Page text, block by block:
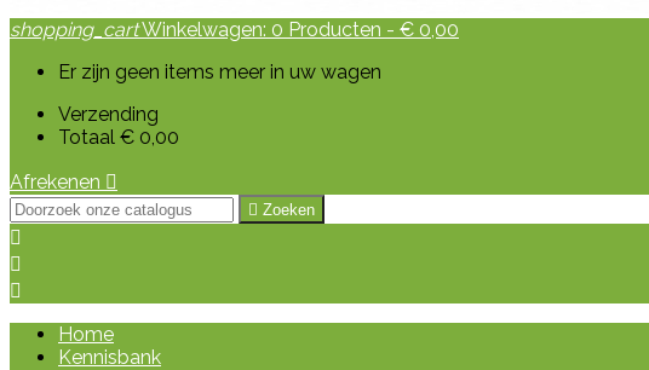
shopping_cartWinkelwagen: 0 Producten - € 0,00
Er zijn geen items meer in uw wagen
Verzending
Totaal € 0,00
Afrekenen 
 Zoeken



Home
Kennisbank